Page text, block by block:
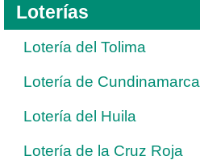
Loterías
Lotería del Tolima
Lotería de Cundinamarca
Lotería del Huila
Lotería de la Cruz Roja